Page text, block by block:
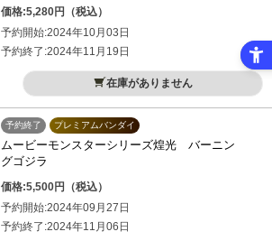
価格:5,280円（税込）
予約開始:2024年10月03日
予約終了:2024年11月19日
在庫がありません
予約終了 プレミアムバンダイ
ムービーモンスターシリーズ煌光 バーニン
グゴジラ
価格:5,500円（税込）
予約開始:2024年09月27日
予約終了:2024年11月06日